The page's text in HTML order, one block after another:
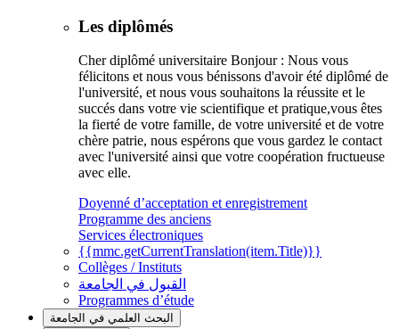
Les diplômés
Cher diplômé universitaire Bonjour : Nous vous
félicitons et nous vous bénissons d'avoir été diplômé de
l'université, et nous vous souhaitons la réussite et le
succés dans votre vie scientifique et pratique,vous êtes
la fierté de votre famille, de votre université et de votre
chère patrie, nous espérons que vous gardez le contact
avec l'université ainsi que votre coopération fructueuse
avec elle.
Doyenné d’acceptation et enregistrement
Programme des anciens
Services électroniques
{{mmc.getCurrentTranslation(item.Title)}}
Collèges / Instituts
القبول في الجامعة
Programmes d’étude
البحث العلمي في الجامعة